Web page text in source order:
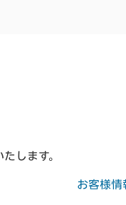
します。
お客様情